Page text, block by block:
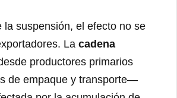
la suspensión, el efecto no se
La cadena
productores primarios
de empaque y transporte—